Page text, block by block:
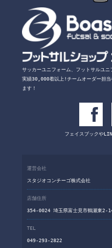
サッカーユニフォーム、フットサルユニ
実績30,000着以上!チームオーダー担当
ます！
フェイスブックや
運営会社
スタジオコンチーゴ株式会社
店舗住所
354-0024 埼玉県富士見市鶴瀬東2-
TEL
049-293-2822